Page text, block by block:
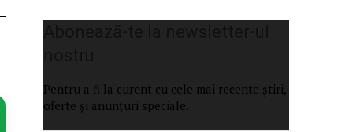
Pentru a fi la curent cu cele mai recente știri,
oferte și anunțuri speciale.